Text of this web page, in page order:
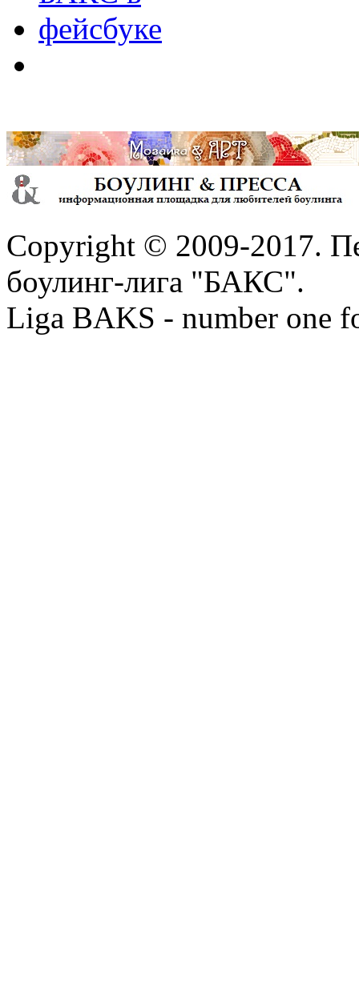
Copyright © 2009-2017.
боулинг-лига "БАКС".
Liga BAKS - number one